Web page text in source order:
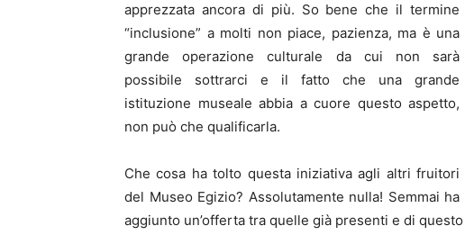
apprezzata ancora di più. So bene che il termine
“inclusione” a molti non piace, pazienza, ma è una
grande operazione culturale da cui non sarà
possibile sottrarci e il fatto che una grande
istituzione museale abbia a cuore questo aspetto,
non può che qualificarla.
Che cosa ha tolto questa iniziativa agli altri fruitori
del Museo Egizio? Assolutamente nulla! Semmai ha
aggiunto un’offerta tra quelle già presenti e di